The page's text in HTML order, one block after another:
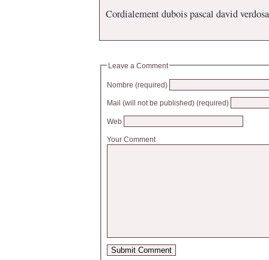
Cordialement dubois pascal david
Leave a Comment
Nombre (required)
Mail (will not be published) (required)
Web
Your Comment